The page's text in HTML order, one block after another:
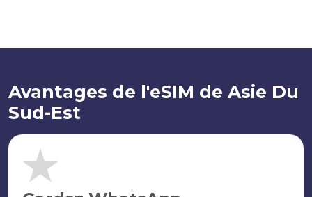
Avantages de l'eSIM de Asie Du
Sud-Est